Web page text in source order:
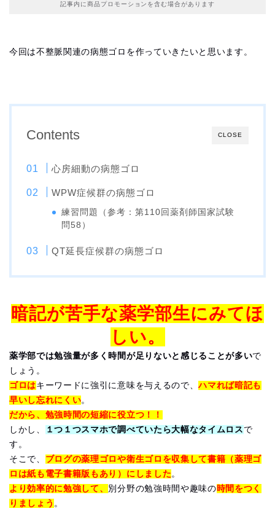
記事内に商品プロモーションを含む場合があります
今回は不整脈関連の病態ゴロを作っていきたいと思います。
CLOSE
Contents
心房細動の病態ゴロ
WPW症候群の病態ゴロ
練習問題（参考：第110回薬剤師国家試験
問58）
QT延長症候群の病態ゴロ
暗記が苦手な薬学部生にみてほ
しい。
薬学部では勉強量が多く時間が足りないと感じることが多いで
しょう。
ゴロはキーワードに強引に意味を与えるので、ハマれば暗記も
早いし忘れにくい。
だから、勉強時間の短縮に役立つ！！
しかし、
１つ１つスマホで調べていたら大幅なタイムロス で
す。
そこで、 ブログの薬理ゴロや衛生ゴロを収集して書籍（薬理ゴ
ロは紙も電子書籍版もあり）にしました。
より効率的に勉強して、 別分野の勉強時間や趣味の時間をつく
りましょう 。